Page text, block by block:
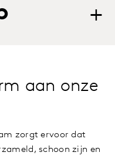
+
aan onze
zorgt ervoor dat
schoon zijn en